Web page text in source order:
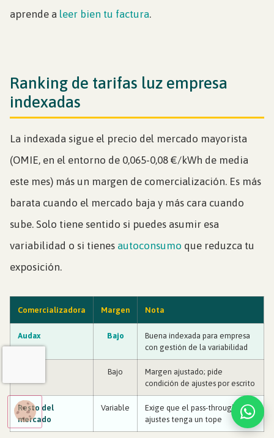
aprende a leer bien tu factura.
Ranking de tarifas luz empresa
indexadas
La indexada sigue el precio del mercado mayorista
(OMIE, en el entorno de 0,065-0,08 €/kWh de media
este mes) más un margen de comercialización. Es más
barata cuando el mercado baja y más cara cuando
sube. Solo tiene sentido si puedes asumir esa
variabilidad o si tienes autoconsumo que reduzca tu
exposición.
Comercializadora Margen Nota
Audax Bajo
Buena indexada para empresa
con gestión de la variabilidad
Bajo
Margen ajustado; pide
condición de ajustes por escrito
Resto del
mercado
Variable
Exige que el pass-through de
ajustes tenga un tope